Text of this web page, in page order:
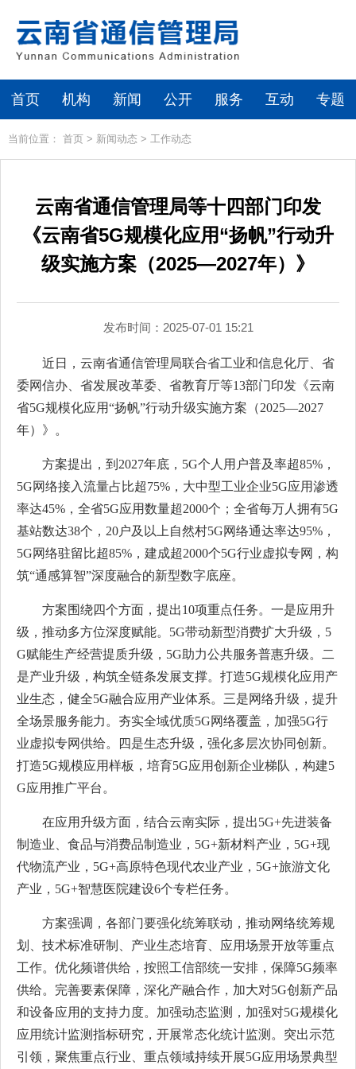
首页 机构 新闻 公开 服务 互动 专题
当前位置： 首页 > 新闻动态 > 工作动态
云南省通信管理局等十四部门印发
《云南省5G规模化应用“扬帆”行动升
级实施方案（2025—2027年）》
发布时间：2025-07-01 15:21
近日，云南省通信管理局联合省工业和信息化厅、省
委网信办、省发展改革委、省教育厅等13部门印发《云南
省5G规模化应用“扬帆”行动升级实施方案（2025—2027
年）》。
方案提出，到2027年底，5G个人用户普及率超85%，
5G网络接入流量占比超75%，大中型工业企业5G应用渗透
率达45%，全省5G应用数量超2000个；全省每万人拥有5G
基站数达38个，20户及以上自然村5G网络通达率达95%，
5G网络驻留比超85%，建成超2000个5G行业虚拟专网，构
筑“通感算智”深度融合的新型数字底座。
方案围绕四个方面，提出10项重点任务。一是应用升
级，推动多方位深度赋能。5G带动新型消费扩大升级，5
G赋能生产经营提质升级，5G助力公共服务普惠升级。二
是产业升级，构筑全链条发展支撑。打造5G规模化应用产
业生态，健全5G融合应用产业体系。三是网络升级，提升
全场景服务能力。夯实全域优质5G网络覆盖，加强5G行
业虚拟专网供给。四是生态升级，强化多层次协同创新。
打造5G规模应用样板，培育5G应用创新企业梯队，构建5
G应用推广平台。
在应用升级方面，结合云南实际，提出5G+先进装备
制造业、食品与消费品制造业，5G+新材料产业，5G+现
代物流产业，5G+高原特色现代农业产业，5G+旅游文化
产业，5G+智慧医院建设6个专栏任务。
方案强调，各部门要强化统筹联动，推动网络统筹规
划、技术标准研制、产业生态培育、应用场景开放等重点
工作。优化频谱供给，按照工信部统一安排，保障5G频率
供给。完善要素保障，深化产融合作，加大对5G创新产品
和设备应用的支持力度。加强动态监测，加强对5G规模化
应用统计监测指标研究，开展常态化统计监测。突出示范
引领，聚焦重点行业、重点领域持续开展5G应用场景典型